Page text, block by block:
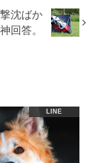
沈ばか
回答。
LINE